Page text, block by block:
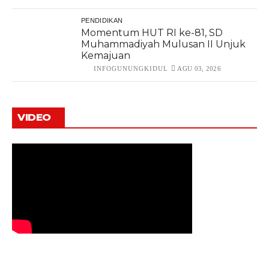
PENDIDIKAN
Momentum HUT RI ke-81, SD
Muhammadiyah Mulusan II Unjuk
Kemajuan
INFOGUNUNGKIDUL AGU 03, 2026
VIDEO